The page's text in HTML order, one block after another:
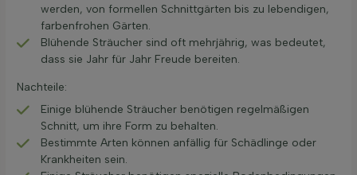
werden, von formellen Schnittgärten bis zu lebendigen,
farbenfrohen Gärten.
Blühende Sträucher sind oft mehrjährig, was bedeutet,
dass sie Jahr für Jahr Freude bereiten.
Nachteile:
Einige blühende Sträucher benötigen regelmäßigen
Schnitt, um ihre Form zu behalten.
Bestimmte Arten können anfällig für Schädlinge oder
Krankheiten sein.